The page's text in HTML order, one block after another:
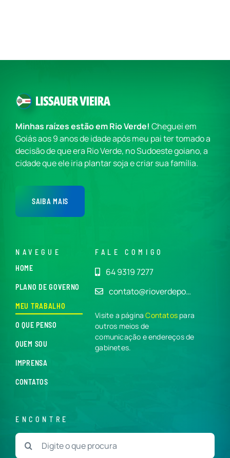
Minhas raízes estão em Rio Verde! Cheguei em
Goiás aos 9 anos de idade após meu pai ter tomado a
decisão de que era Rio Verde, no Sudoeste goiano, a
cidade que ele iria plantar soja e criar sua família.
SAIBA MAIS
NAVEGUE
HOME
PLANO DE GOVERNO
MEU TRABALHO
O QUE PENSO
QUEM SOU
IMPRENSA
CONTATOS
FALE COMIGO
64 9319 7277
contato@rioverdepo…
Visite a páginaContatos para
outros meios de
comunicação e endereços de
gabinetes.
ENCONTRE
Buscar
resultados